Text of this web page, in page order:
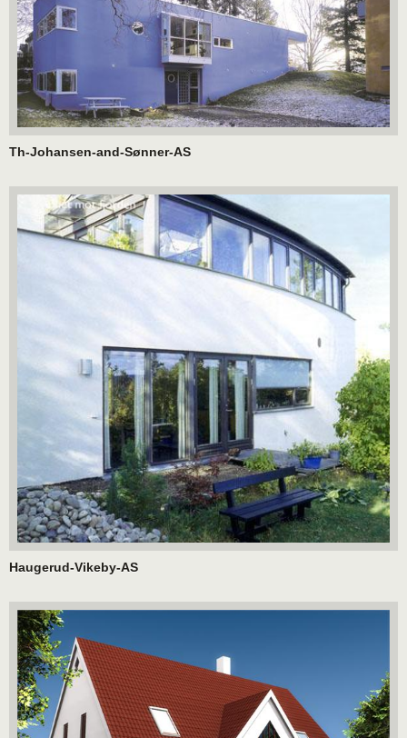
Th-Johansen-and-Sønner-AS
Haugerud-Vikeby-AS